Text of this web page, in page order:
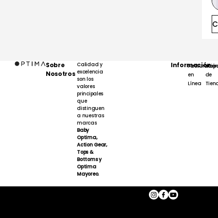
Sobre
Nosotros
Calidad y
excelencia
son los
valores
principales
que
distinguen
a nuestras
marcas
Baby
Optima,
Action Gear,
Tops &
Bottoms y
Optima
Mayoreo.
Información
Facturación
en
Línea
de